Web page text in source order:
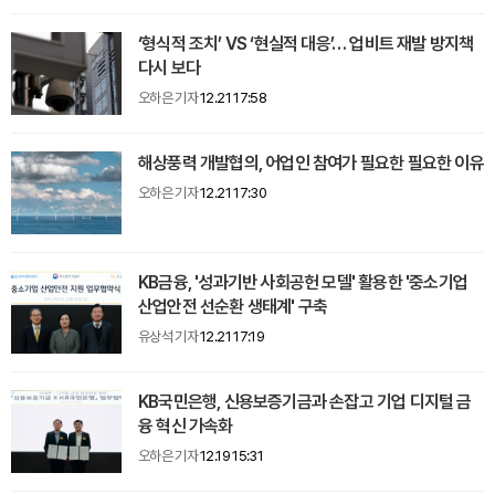
‘형식적 조치’ VS ‘현실적 대응’… 업비트 재발 방지책
다시 보다
오하은 기자12.21 17:58
해상풍력 개발협의, 어업인 참여가 필요한 필요한 이유
오하은 기자12.21 17:30
KB금융, '성과기반 사회공헌 모델' 활용한 '중소기업
산업안전 선순환 생태계' 구축
유상석 기자12.21 17:19
KB국민은행, 신용보증기금과 손잡고 기업 디지털 금
융 혁신 가속화
오하은 기자12.19 15:31